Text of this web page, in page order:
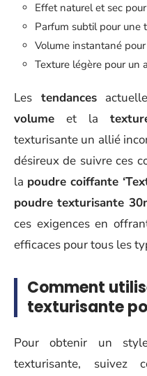
Effet naturel et sec
Parfum subtil pour une
Volume instantané
Texture légère pour un
Les tendances
volume et la
texturisante un allié
désireux de suivre ces
la poudre coiffante
poudre texturisante
ces exigences en
efficaces pour tous les
Comment
texturisante
Pour obtenir un
texturisante, suivez